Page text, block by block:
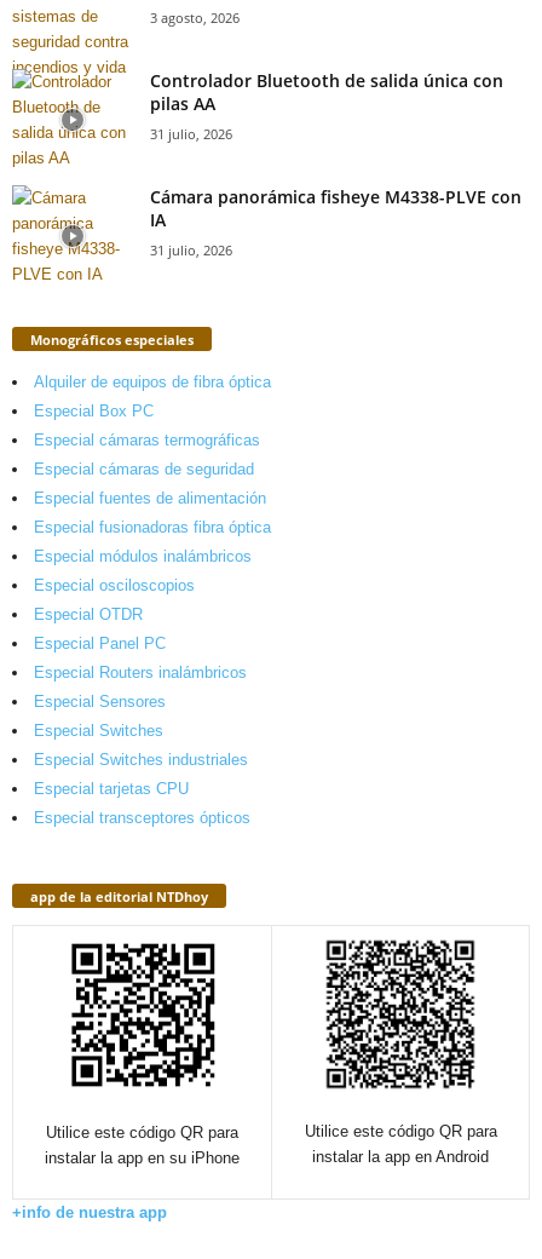
3 agosto, 2026
Controlador Bluetooth de salida única con
pilas AA
31 julio, 2026
Cámara panorámica fisheye M4338-PLVE con
IA
31 julio, 2026
Monográficos especiales
Alquiler de equipos de fibra óptica
Especial Box PC
Especial cámaras termográficas
Especial cámaras de seguridad
Especial fuentes de alimentación
Especial fusionadoras fibra óptica
Especial módulos inalámbricos
Especial osciloscopios
Especial OTDR
Especial Panel PC
Especial Routers inalámbricos
Especial Sensores
Especial Switches
Especial Switches industriales
Especial tarjetas CPU
Especial transceptores ópticos
app de la editorial NTDhoy
Utilice este código QR para
instalar la app en su iPhone
Utilice este código QR para
instalar la app en Android
+info de nuestra app